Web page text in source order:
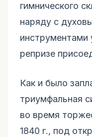
гимнического
наряду с
инструментами
репризе
Как и было
триумфальная
во время
1840 г., под